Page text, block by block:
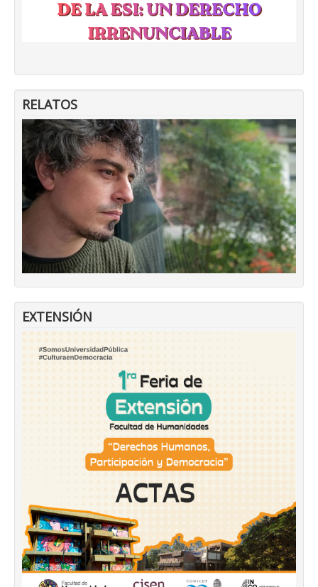
RELATOS
EXTENSIÓN